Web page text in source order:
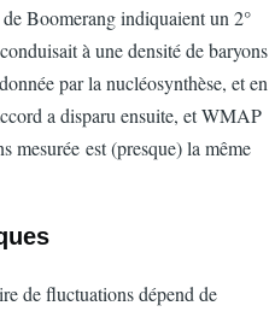
Boomerang indiquaient un 2°
à une densité de baryons
par la nucléosynthèse, et en
a disparu ensuite, et WMAP
mesurée est (presque) la même
de fluctuations dépend de